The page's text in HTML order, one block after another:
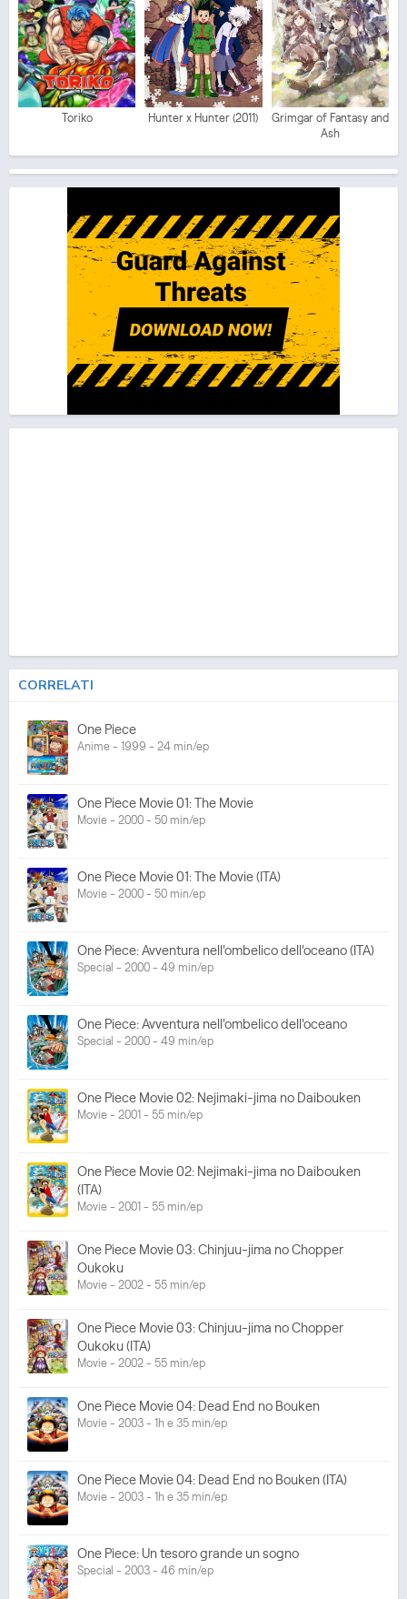
Toriko Hunter x Hunter (2011)
Grimgar of Fantasy and
Ash
CORRELATI
One Piece
Anime - 1999 - 24 min/ep
One Piece Movie 01: The Movie
Movie - 2000 - 50 min/ep
One Piece Movie 01: The Movie (ITA)
Movie - 2000 - 50 min/ep
One Piece: Avventura nell'ombelico dell'oceano (ITA)
Special - 2000 - 49 min/ep
One Piece: Avventura nell'ombelico dell'oceano
Special - 2000 - 49 min/ep
One Piece Movie 02: Nejimaki-jima no Daibouken
Movie - 2001 - 55 min/ep
One Piece Movie 02: Nejimaki-jima no Daibouken
(ITA)
Movie - 2001 - 55 min/ep
One Piece Movie 03: Chinjuu-jima no Chopper
Oukoku
Movie - 2002 - 55 min/ep
One Piece Movie 03: Chinjuu-jima no Chopper
Oukoku (ITA)
Movie - 2002 - 55 min/ep
One Piece Movie 04: Dead End no Bouken
Movie - 2003 - 1h e 35 min/ep
One Piece Movie 04: Dead End no Bouken (ITA)
Movie - 2003 - 1h e 35 min/ep
One Piece: Un tesoro grande un sogno
Special - 2003 - 46 min/ep